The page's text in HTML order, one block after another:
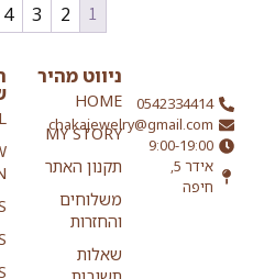
1
2
3
4
0542334414
chakajewelry@gmail.com
9:00-19:00
אידר 5,
חיפה
ניווט מהיר
HOME
MY STORY
תקנון האתר
משלוחים
והחזרות
שאלות